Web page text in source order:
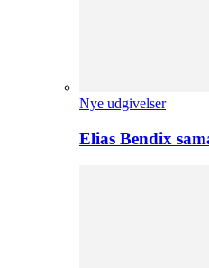
Nye udgivelser
Elias Bendix